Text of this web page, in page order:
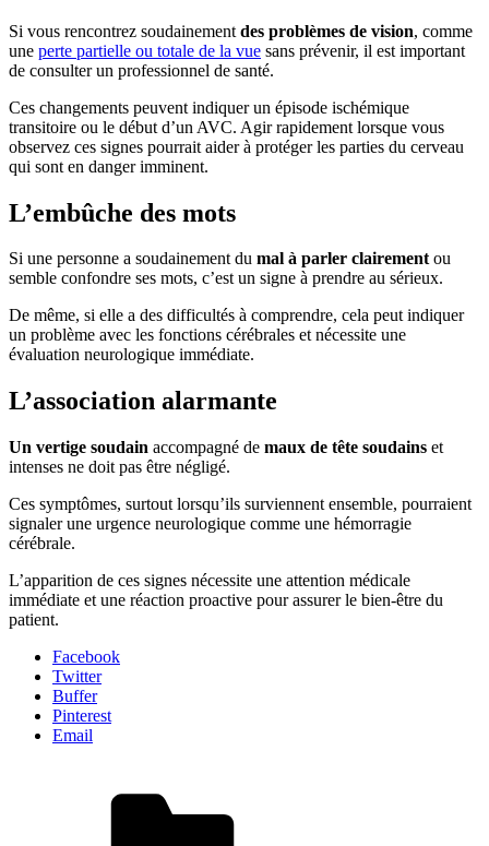
Si vous rencontrez soudainement des problèmes de vision, comme
une perte partielle ou totale de la vue sans prévenir, il est important
de consulter un professionnel de santé.
Ces changements peuvent indiquer un épisode ischémique
transitoire ou le début d’un AVC. Agir rapidement lorsque vous
observez ces signes pourrait aider à protéger les parties du cerveau
qui sont en danger imminent.
L’embûche des mots
Si une personne a soudainement du mal à parler clairementou
semble confondre ses mots, c’est un signe à prendre au sérieux.
De même, si elle a des difficultés à comprendre, cela peut indiquer
un problème avec les fonctions cérébrales et nécessite une
évaluation neurologique immédiate.
L’association alarmante
Un vertige soudain accompagné de maux de tête soudains et
intenses ne doit pas être négligé.
Ces symptômes, surtout lorsqu’ils surviennent ensemble, pourraient
signaler une urgence neurologique comme une hémorragie
cérébrale.
L’apparition de ces signes nécessite une attention médicale
immédiate et une réaction proactive pour assurer le bien-être du
patient.
Facebook
Twitter
Buffer
Pinterest
Email